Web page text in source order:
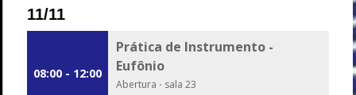
11/11
08:00 - 12:00
Prática de Instrumento -
Eufônio
Abertura · sala 23